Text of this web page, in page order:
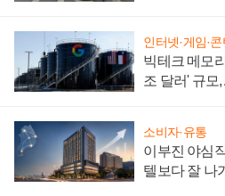
인터넷·게임·
빅테크 메모
조 달러' 규모
소비자·유통
이부진 야심
텔보다 잘 나